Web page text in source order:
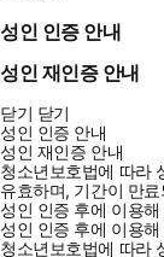
성인 인증 안내
성인 재인증 안내
닫기 닫기
성인 인증 안내
성인 재인증 안내
청소년보호법에 따라
유효하며, 기간이 만
성인 인증 후에 이용
성인 인증 후에 이용
청소년보호법에 따라